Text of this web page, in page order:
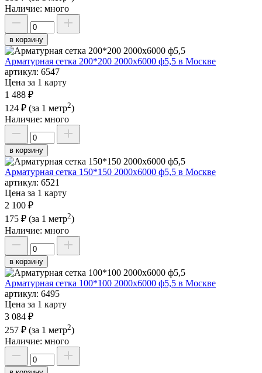
Наличие: много
в корзину
Арматурная сетка 200*200 2000х6000 ф5,5 в Москве
артикул: 6547
Цена за 1 карту
1 488 ₽
124 ₽ (за 1 метр2)
Наличие: много
в корзину
Арматурная сетка 150*150 2000х6000 ф5,5 в Москве
артикул: 6521
Цена за 1 карту
2 100 ₽
175 ₽ (за 1 метр2)
Наличие: много
в корзину
Арматурная сетка 100*100 2000х6000 ф5,5 в Москве
артикул: 6495
Цена за 1 карту
3 084 ₽
257 ₽ (за 1 метр2)
Наличие: много